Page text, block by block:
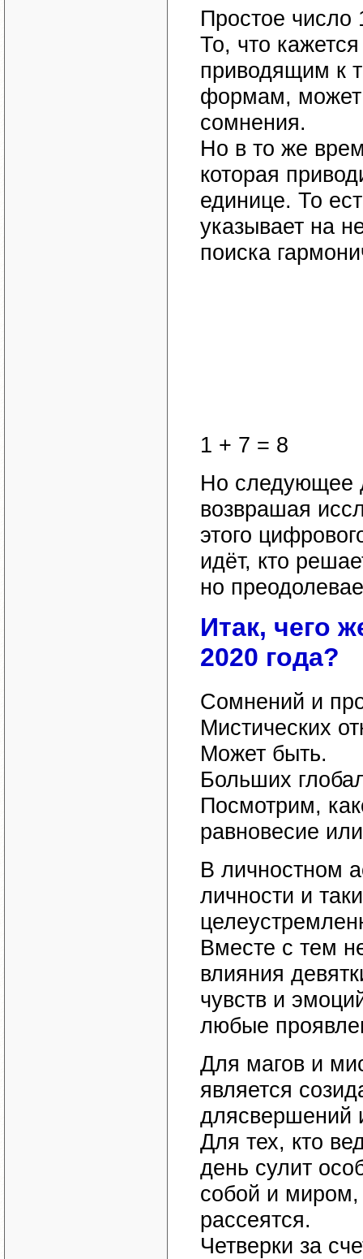
Простое число
То, что
приводящим к
формам, может
сомнения.
Но в то же
которая
единице. То
указывает на
поиска
1 + 7 = 8
Но следующее
возврашая
этого
идёт, кто
но
Итак, чего
2020 года?
Сомнений и
Мистических
Может быть.
Больших
Посмотрим,
равновесие
В личностном
личности и
Вместе с тем
влияния
чувств и
любые
Для магов и
является
длясвершений
Для тех, кто
день сулит
собой и
рассеятся.
Четверки за